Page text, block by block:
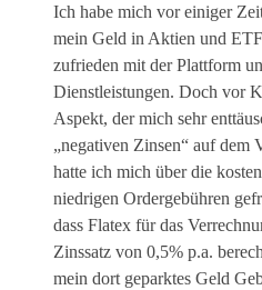
Ich habe mich vor einiger
mein Geld in Aktien und
zufrieden mit der Plattform
Dienstleistungen. Doch vor
Aspekt, der mich sehr
„negativen Zinsen“ auf dem
hatte ich mich über die
niedrigen Ordergebühren
dass Flatex für das
Zinssatz von 0,5% p.a.
mein dort geparktes Geld